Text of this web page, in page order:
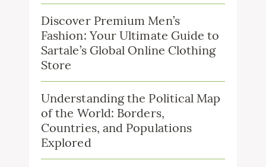
Discover Premium Men’s
Fashion: Your Ultimate Guide to
Sartale’s Global Online Clothing
Store
Understanding the Political Map
of the World: Borders,
Countries, and Populations
Explored